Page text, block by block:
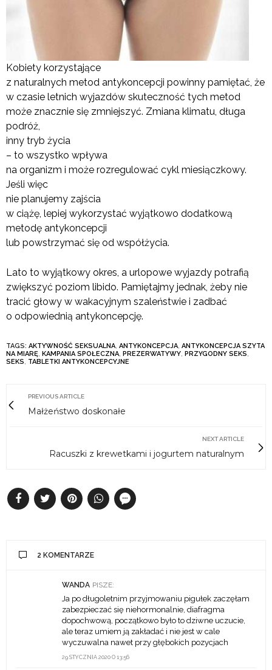
Kobiety korzystające
z naturalnych metod antykoncepcji powinny pamiętać, że
w czasie letnich wyjazdów skuteczność tych metod
może znacznie się zmniejszyć. Zmiana klimatu, długa
podróż,
inny tryb życia
– to wszystko wpływa
na organizm i może rozregulować cykl miesiączkowy.
Jeśli więc
nie planujemy zajścia
w ciążę, lepiej wykorzystać wyjątkowo dodatkową
metodę antykoncepcji
lub powstrzymać się od współżycia.
Lato to wyjątkowy okres, a urlopowe wyjazdy potrafią
zwiększyć poziom libido. Pamiętajmy jednak, żeby nie
tracić głowy w wakacyjnym szaleństwie i zadbać
o odpowiednią antykoncepcję.
TAGS: AKTYWNOŚĆ SEKSUALNA ANTYKONCEPCJA ANTYKONCEPCJA SZYTA
NA MIARĘ KAMPANIA SPOŁECZNA PREZERWATYWY PRZYGODNY SEKS
SEKS
TABLETKI ANTYKONCEPCYJNE
PREVIOUS ARTICLE
Małżeństwo doskonałe
NEXT ARTICLE
Racuszki z krewetkami i jogurtem naturalnym
2 KOMENTARZE
WANDA PISZE:
29 STYCZNIA 2020 O 13:56
Ja po długoletnim przyjmowaniu pigułek zaczęłam
zabezpieczać się niehormonalnie, diafragma
dopochwową, początkowo było to dziwne uczucie,
ale teraz umiem ją zakładać i nie jest w cale
wyczuwalna nawet przy głębokich pozycjach